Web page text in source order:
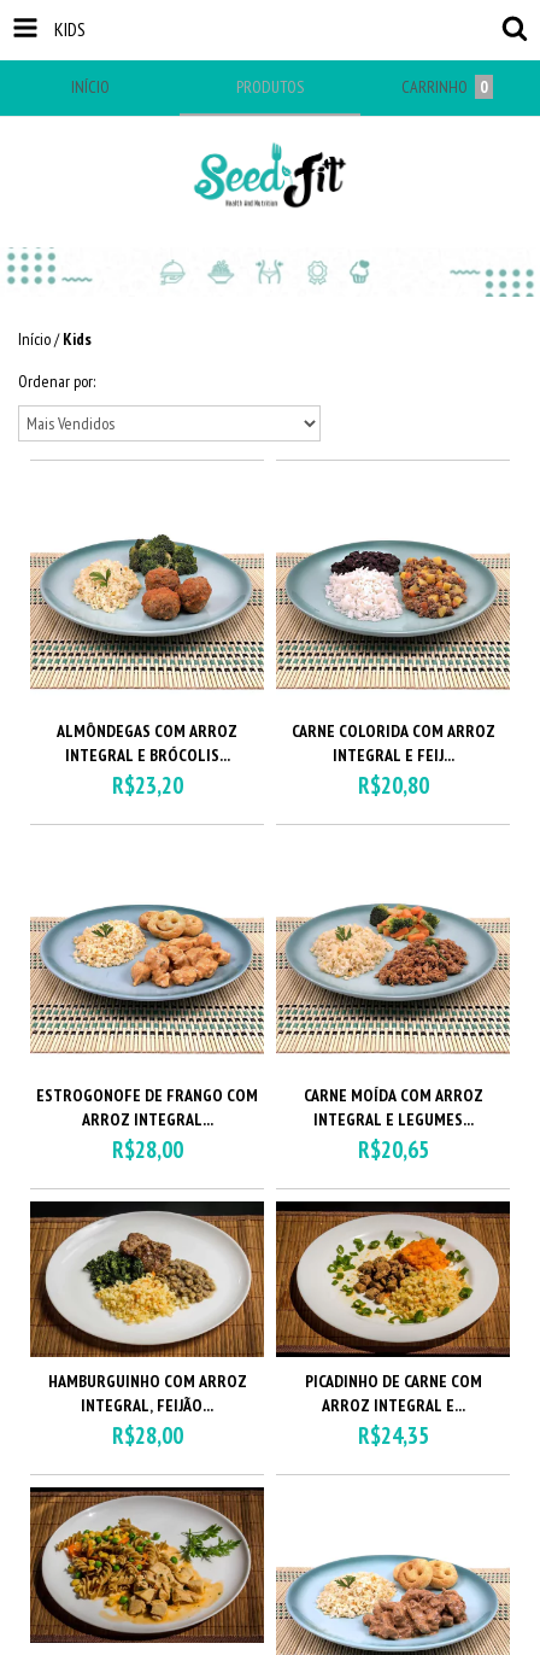
KIDS
INÍCIO PRODUTOS CARRINHO 0
Início/ Kids
Ordenar por:
ALMÔNDEGAS COM ARROZ
INTEGRAL E BRÓCOLIS...
R$23,20
CARNE COLORIDA COM ARROZ
INTEGRAL E FEIJ...
R$20,80
ESTROGONOFE DE FRANGO COM
ARROZ INTEGRAL...
R$28,00
CARNE MOÍDA COM ARROZ
INTEGRAL E LEGUMES...
R$20,65
HAMBURGUINHO COM ARROZ
INTEGRAL, FEIJÃO...
R$28,00
PICADINHO DE CARNE COM
ARROZ INTEGRAL E...
R$24,35